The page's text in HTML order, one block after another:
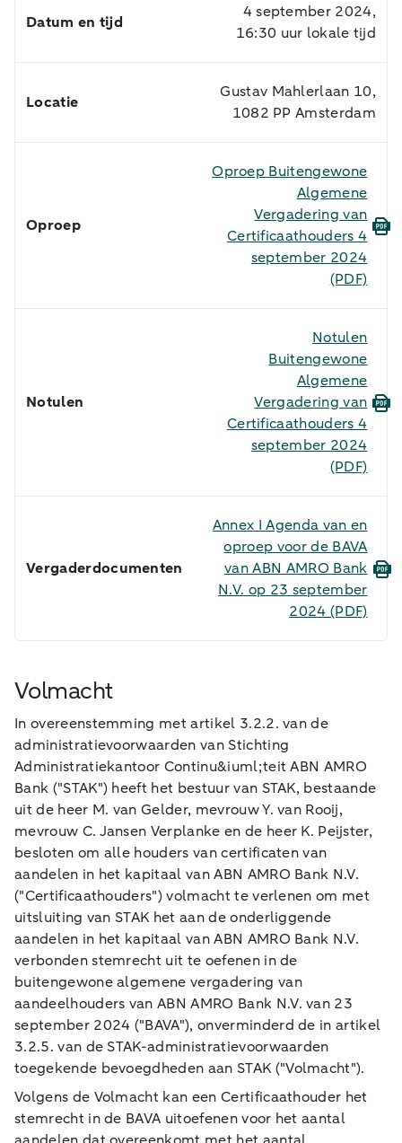
Datum en tijd
4 september 2024,
16:30 uur lokale tijd
Locatie
Gustav Mahlerlaan 10,
1082 PP Amsterdam
Oproep
Oproep Buitengewone
Algemene
Vergadering van
Certificaathouders 4
september 2024
(PDF)
Notulen
Notulen
Buitengewone
Algemene
Vergadering van
Certificaathouders 4
september 2024
(PDF)
Vergaderdocumenten
Annex I Agenda van en
oproep voor de BAVA
van ABN AMRO Bank
N.V. op 23 september
2024 (PDF)
Volmacht
In overeenstemming met artikel 3.2.2. van de
administratievoorwaarden van Stichting
Administratiekantoor Continu&iuml;teit ABN AMRO
Bank ("STAK") heeft het bestuur van STAK, bestaande
uit de heer M. van Gelder, mevrouw Y. van Rooij,
mevrouw C. Jansen Verplanke en de heer K. Peijster,
besloten om alle houders van certificaten van
aandelen in het kapitaal van ABN AMRO Bank N.V.
("Certificaathouders") volmacht te verlenen om met
uitsluiting van STAK het aan de onderliggende
aandelen in het kapitaal van ABN AMRO Bank N.V.
verbonden stemrecht uit te oefenen in de
buitengewone algemene vergadering van
aandeelhouders van ABN AMRO Bank N.V. van 23
september 2024 ("BAVA"), onverminderd de in artikel
3.2.5. van de STAK-administratievoorwaarden
toegekende bevoegdheden aan STAK ("Volmacht").
Volgens de Volmacht kan een Certificaathouder het
stemrecht in de BAVA uitoefenen voor het aantal